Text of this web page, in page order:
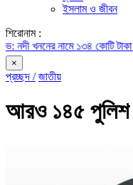
ইসলাম ও জীবন
শিরোনাম :
নামে ১৩৪ কোটি টাকা আত্মসাৎ
×
প্রচ্ছদ / জাতীয়
আরও ১৪৫ পুলিশ